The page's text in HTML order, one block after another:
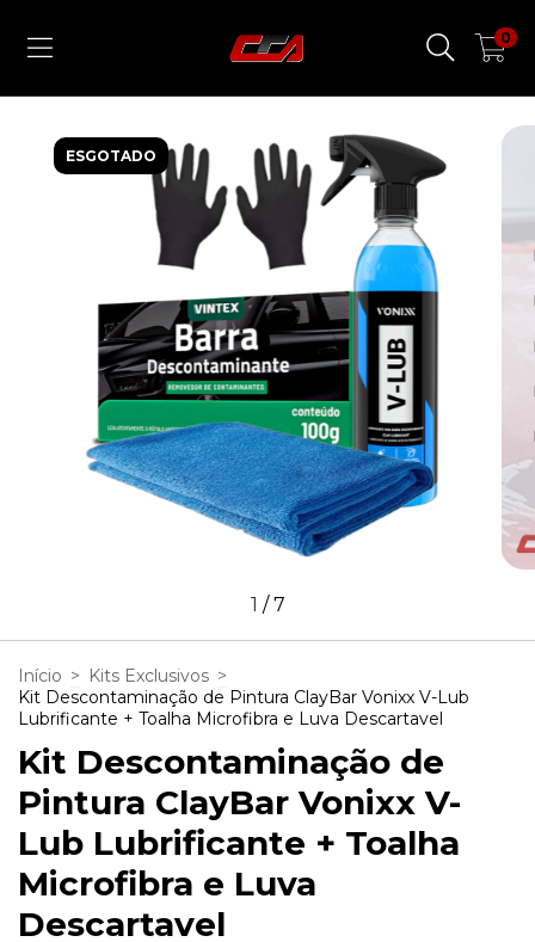
0
ESGOTADO
1 /7
Início > Kits Exclusivos >
Kit Descontaminação de Pintura ClayBar Vonixx V-Lub
Lubrificante + Toalha Microfibra e Luva Descartavel
Kit Descontaminação de
Pintura ClayBar Vonixx V-
Lub Lubrificante + Toalha
Microfibra e Luva
Descartavel